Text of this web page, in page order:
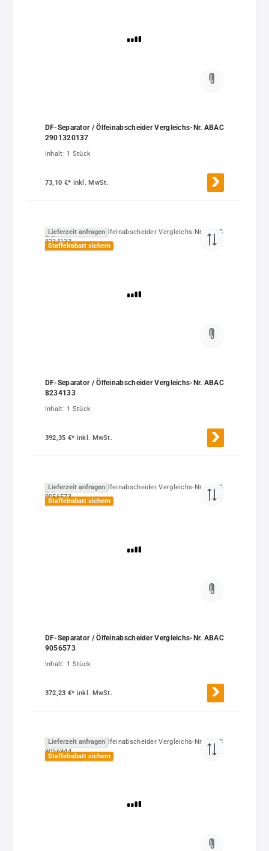
DF-Separator / Ölfeinabscheider Vergleichs-Nr. ABAC
2901320137
Inhalt: 1 Stück
73,10 €* inkl. MwSt.
Lieferzeit anfragen
Staffelrabatt sichern
DF-Separator / Ölfeinabscheider Vergleichs-Nr. ABAC
8234133
Inhalt: 1 Stück
392,35 €* inkl. MwSt.
Lieferzeit anfragen
Staffelrabatt sichern
DF-Separator / Ölfeinabscheider Vergleichs-Nr. ABAC
9056573
Inhalt: 1 Stück
372,23 €* inkl. MwSt.
Lieferzeit anfragen
Staffelrabatt sichern